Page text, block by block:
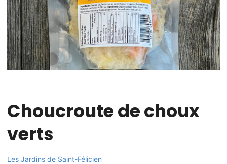
Choucroute de choux
verts
Les Jardins de Saint-Félicien